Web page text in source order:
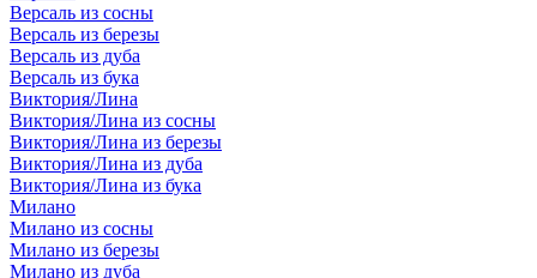
Версаль из сосны
Версаль из березы
Версаль из дуба
Версаль из бука
Виктория/Лина
Виктория/Лина из сосны
Виктория/Лина из березы
Виктория/Лина из дуба
Виктория/Лина из бука
Милано
Милано из сосны
Милано из березы
Милано из дуба